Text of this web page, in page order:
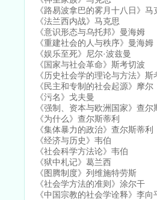
《路易波拿巴的雾月十八日》马
《法兰西内战》马克思
《意识形态与乌托邦》曼海姆
《重建社会的人与秩序》曼海姆
《娱乐至死》尼尔·波兹曼
《国家与社会革命》斯考切波
《历史社会学的理论与方法》斯
《民主和专制的社会起源》摩尔
《污名》戈夫曼
《强制、资本与欧洲国家》查尔
《为什么》查尔斯蒂利
《集体暴力的政治》查尔斯蒂利
《经济与历史》韦伯
《社会科学方法论》韦伯
《狱中札记》葛兰西
《图腾制度》列维施特劳斯
《社会学方法的准则》涂尔干
《中国宗教的社会学诠释》李向